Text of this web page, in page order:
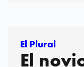
El Plural
El